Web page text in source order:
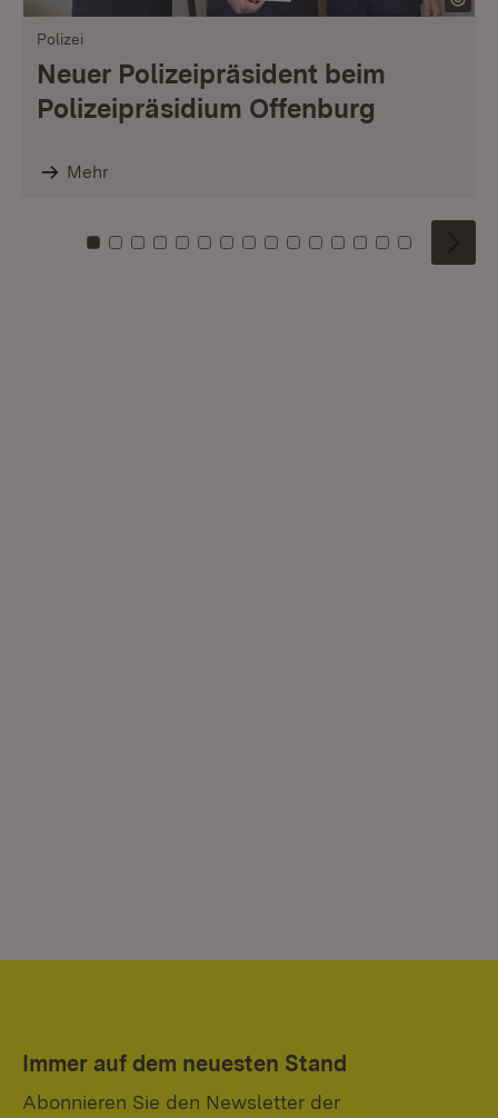
Polizei
Neuer Polizeipräsident beim
Polizeipräsidium Offenburg
Mehr
Zu Kachel: 0
Zu Kachel: 1
Zu Kachel: 2
Zu Kachel: 3
Zu Kachel: 4
Zu Kachel: 5
Zu Kachel: 6
Zu Kachel: 7
Zu Kachel: 8
Zu Kachel: 9
Zu Kachel: 10
Zu Kachel: 11
Zu Kachel: 12
Zu Kachel:
Zu
Immer auf dem neuesten Stand
Abonnieren Sie den Newsletter der